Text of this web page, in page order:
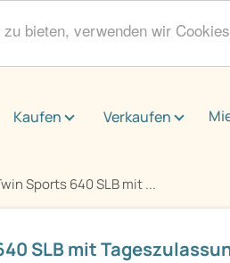
bieten, verwenden wir
Kaufen Verkaufen
Sports 640 SLB mit ...
SLB mit